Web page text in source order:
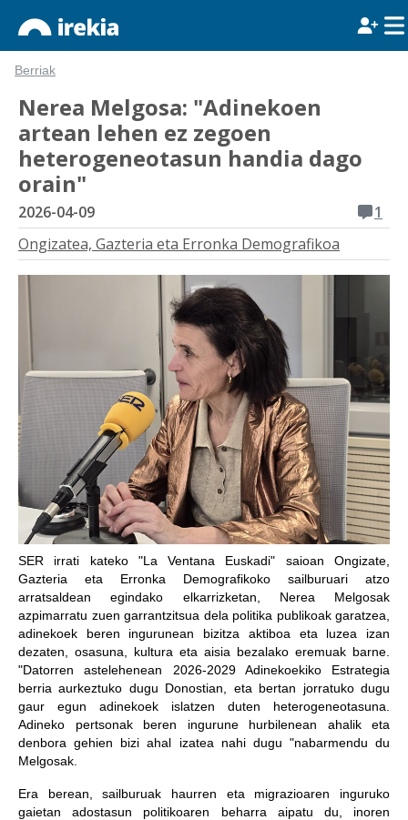
Berriak
Nerea Melgosa: "Adinekoen
artean lehen ez zegoen
heterogeneotasun handia dago
orain"
2026-04-09
1
Ongizatea, Gazteria eta Erronka Demografikoa
SER irrati kateko "La Ventana Euskadi" saioan Ongizate,
Gazteria eta Erronka Demografikoko sailburuari atzo
arratsaldean egindako elkarrizketan, Nerea Melgosak
azpimarratu zuen garrantzitsua dela politika publikoak garatzea,
adinekoek beren ingurunean bizitza aktiboa eta luzea izan
dezaten, osasuna, kultura eta aisia bezalako eremuak barne.
"Datorren astelehenean 2026-2029 Adinekoekiko Estrategia
berria aurkeztuko dugu Donostian, eta bertan jorratuko dugu
gaur egun adinekoek islatzen duten heterogeneotasuna.
Adineko pertsonak beren ingurune hurbilenean ahalik eta
denbora gehien bizi ahal izatea nahi dugu "nabarmendu du
Melgosak.
Era berean, sailburuak haurren eta migrazioaren inguruko
gaietan adostasun politikoaren beharra aipatu du, inoren